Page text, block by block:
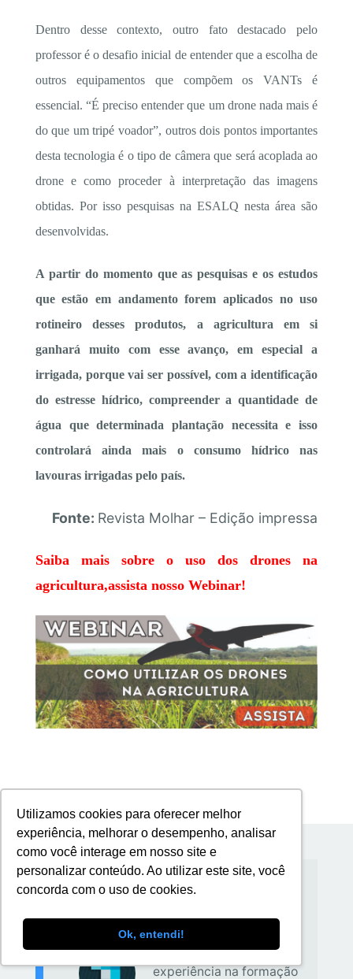
Utilizamos cookies para oferecer melhor
experiência, melhorar o desempenho, analisar
como você interage em nosso site e
personalizar conteúdo. Ao utilizar este site, você
concorda com o uso de cookies.
Ok, entendi!
Dentro desse contexto, outro fato destacado pelo
professor é o desafio inicial de entender que a escolha de
outros equipamentos que compõem os VANTs é
essencial. “É preciso entender que um drone nada mais é
do que um tripé voador”, outros dois pontos importantes
desta tecnologia é o tipo de câmera que será acoplada ao
drone e como proceder à interpretação das imagens
obtidas. Por isso pesquisas na ESALQ nesta área são
desenvolvidas.
A partir do momento que as pesquisas e os estudos
que estão em andamento forem aplicados no uso
rotineiro desses produtos, a agricultura em si
ganhará muito com esse avanço, em especial a
irrigada, porque vai ser possível, com a identificação
do estresse hídrico, compreender a quantidade de
água que determinada plantação necessita e isso
controlará ainda mais o consumo hídrico nas
lavouras irrigadas pelo país.
Fonte: Revista Molhar – Edição impressa
Saiba mais sobre o uso dos drones na
agricultura,assista nosso Webinar!
SobreDronEng Drones e
Com 11 anos de
experiência na formação